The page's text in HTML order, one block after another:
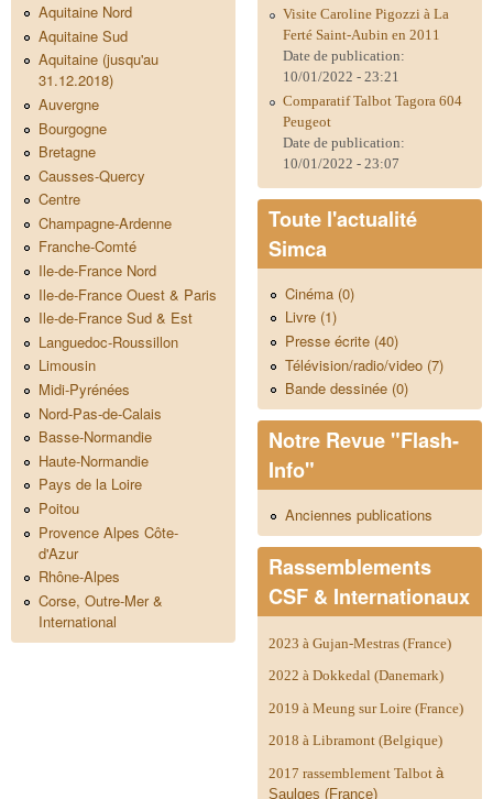
Aquitaine Nord
Aquitaine Sud
Aquitaine (jusqu'au
31.12.2018)
Auvergne
Bourgogne
Bretagne
Causses-Quercy
Centre
Champagne-Ardenne
Franche-Comté
Ile-de-France Nord
Ile-de-France Ouest & Paris
Ile-de-France Sud & Est
Languedoc-Roussillon
Limousin
Midi-Pyrénées
Nord-Pas-de-Calais
Basse-Normandie
Haute-Normandie
Pays de la Loire
Poitou
Provence Alpes Côte-
d'Azur
Rhône-Alpes
Corse, Outre-Mer &
International
Visite Caroline Pigozzi à La
Ferté Saint-Aubin en 2011
Date de publication:
10/01/2022 - 23:21
Comparatif Talbot Tagora 604
Peugeot
Date de publication:
10/01/2022 - 23:07
Toute l'actualité
Simca
Cinéma (0)
Livre (1)
Presse écrite (40)
Télévision/radio/video (7)
Bande dessinée (0)
Notre Revue "Flash-
Info"
Anciennes publications
Rassemblements
CSF & Internationaux
2023 à Gujan-Mestras (France)
2022 à Dokkedal (Danemark)
2019 à Meung sur Loire (France)
2018 à Libramont (Belgique)
2017 rassemblement Talbot à
Saulges (France)